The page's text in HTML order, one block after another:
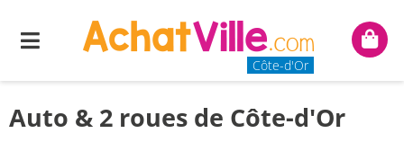
Menu
Côte-d'Or
Mon
Auto & 2 roues de Côte-d'Or